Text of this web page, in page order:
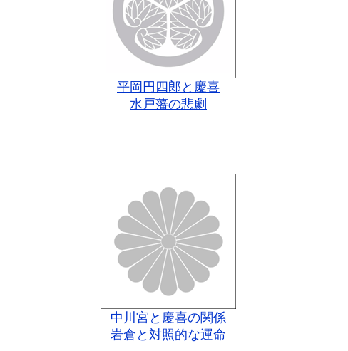
平岡円四郎と慶喜
水戸藩の悲劇
中川宮と慶喜の関係
岩倉と対照的な運命